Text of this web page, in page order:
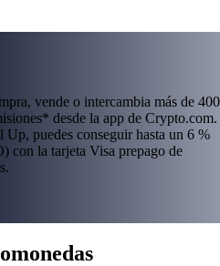
vende o intercambia más de 400
desde la app de Crypto.com.
puedes conseguir hasta un 6 %
con la tarjeta Visa prepago de